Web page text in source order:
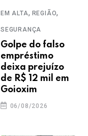
EM ALTA, REGIÃO,
SEGURANÇA
Golpe do falso
empréstimo
deixa prejuízo
de R$ 12 mil em
Goioxim
06/08/2026